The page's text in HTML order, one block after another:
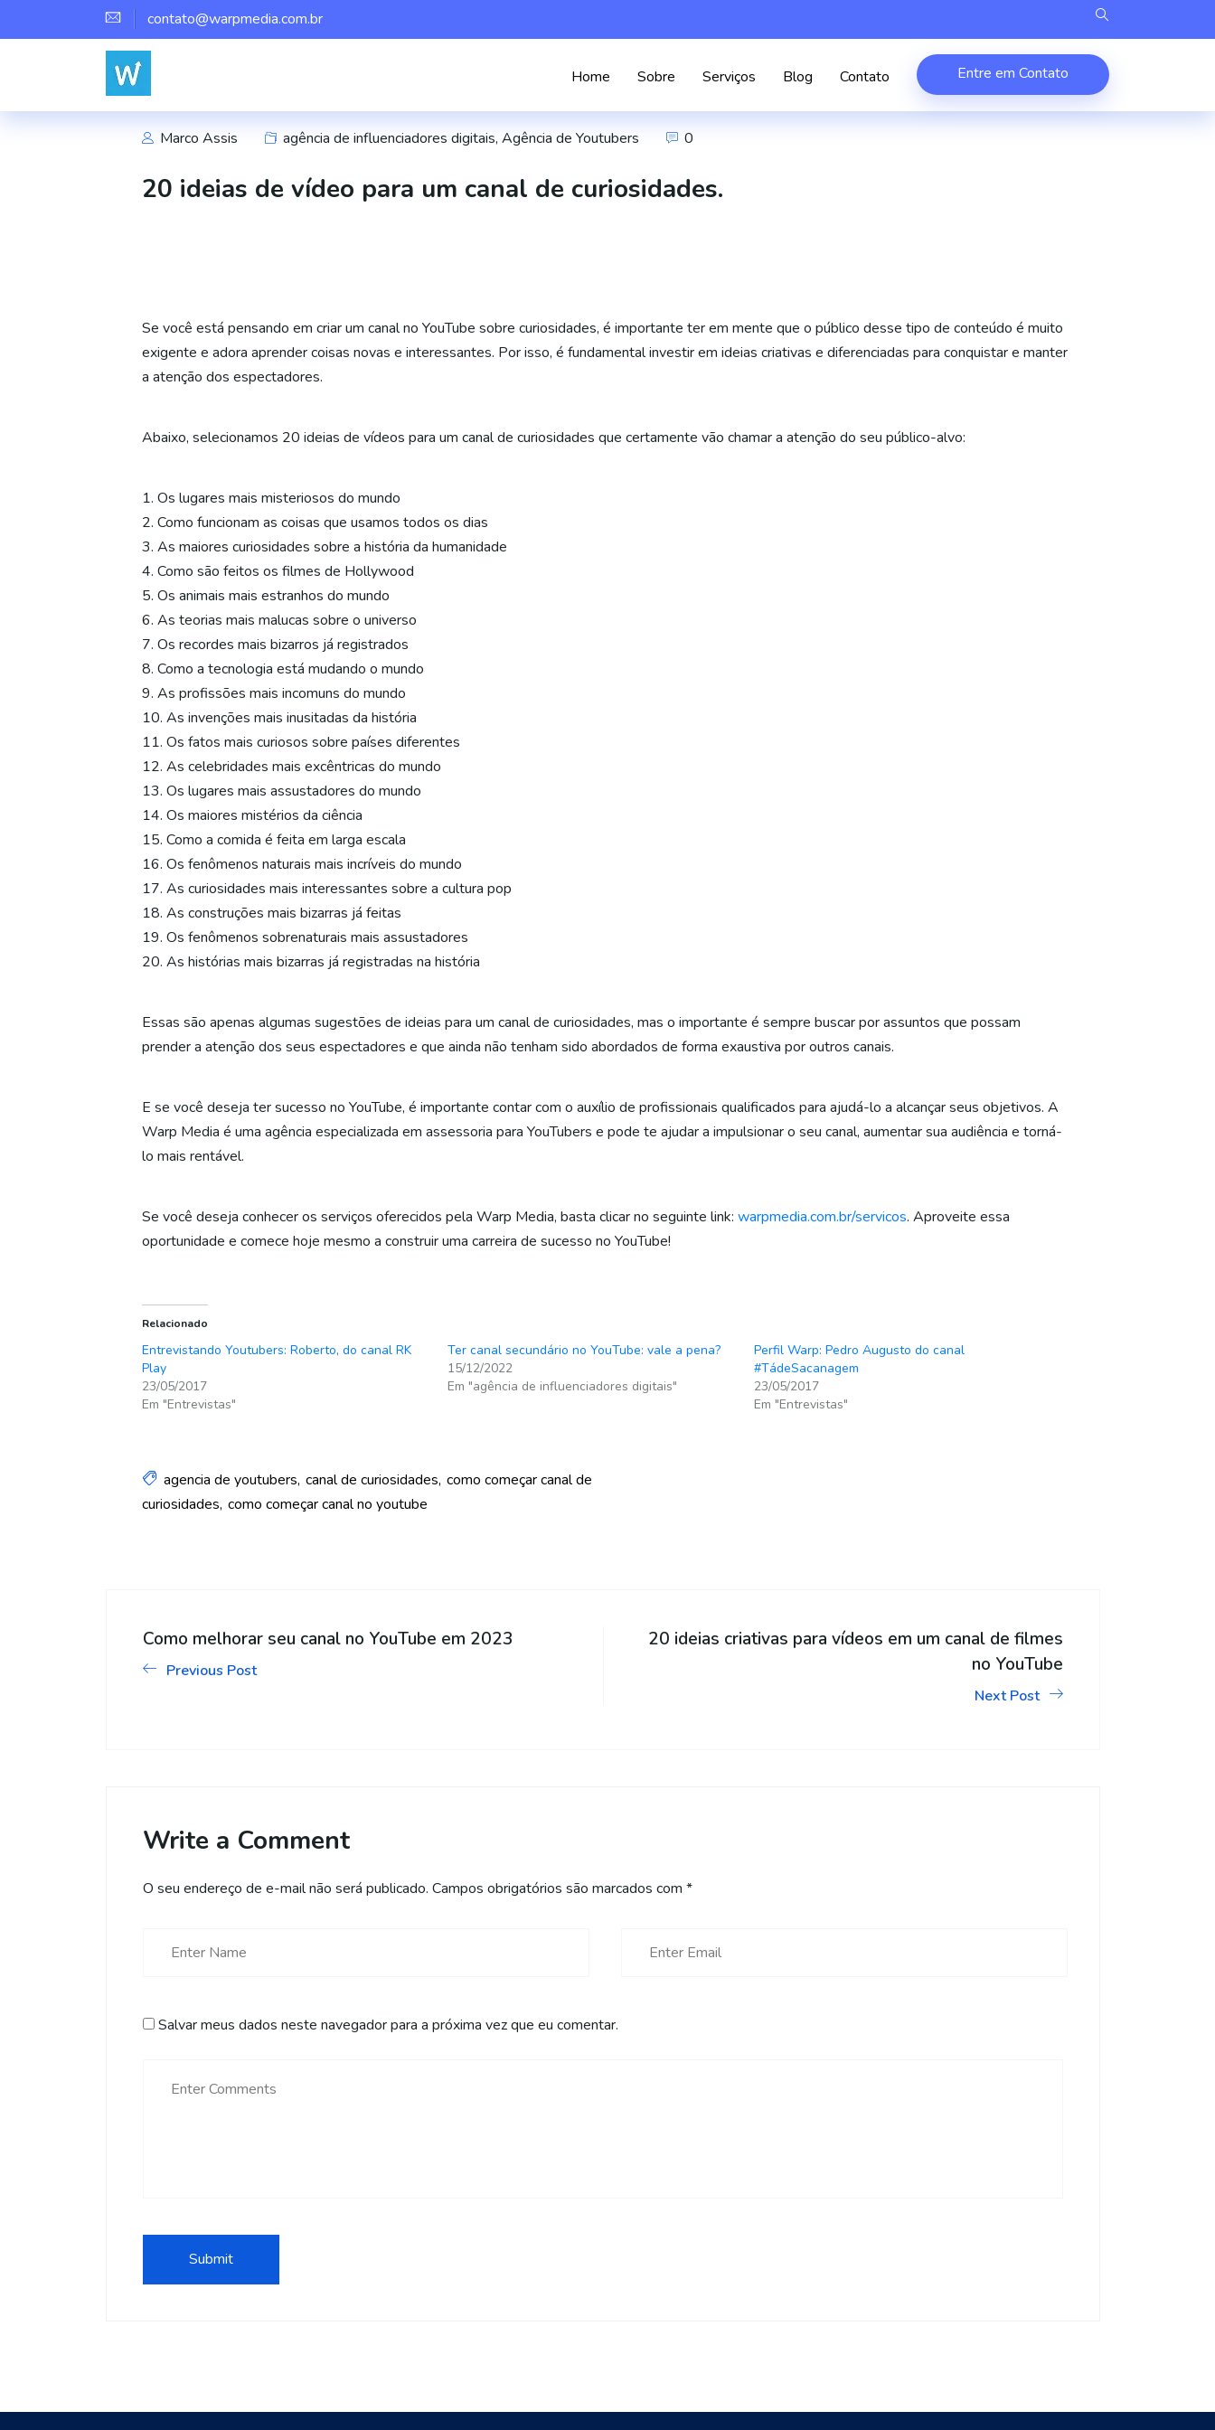
contato@warpmedia.com.br
Home Sobre Serviços Blog Contato Entre em Contato
Marco Assis agência de influenciadores digitais, Agência de Youtubers 0
20 ideias de vídeo para um canal de curiosidades.
Se você está pensando em criar um canal no YouTube sobre curiosidades, é importante ter em mente que o público desse tipo de conteúdo é muito
exigente e adora aprender coisas novas e interessantes. Por isso, é fundamental investir em ideias criativas e diferenciadas para conquistar e manter
a atenção dos espectadores.
Abaixo, selecionamos 20 ideias de vídeos para um canal de curiosidades que certamente vão chamar a atenção do seu público-alvo:
1. Os lugares mais misteriosos do mundo
2. Como funcionam as coisas que usamos todos os dias
3. As maiores curiosidades sobre a história da humanidade
4. Como são feitos os filmes de Hollywood
5. Os animais mais estranhos do mundo
6. As teorias mais malucas sobre o universo
7. Os recordes mais bizarros já registrados
8. Como a tecnologia está mudando o mundo
9. As profissões mais incomuns do mundo
10. As invenções mais inusitadas da história
11. Os fatos mais curiosos sobre países diferentes
12. As celebridades mais excêntricas do mundo
13. Os lugares mais assustadores do mundo
14. Os maiores mistérios da ciência
15. Como a comida é feita em larga escala
16. Os fenômenos naturais mais incríveis do mundo
17. As curiosidades mais interessantes sobre a cultura pop
18. As construções mais bizarras já feitas
19. Os fenômenos sobrenaturais mais assustadores
20. As histórias mais bizarras já registradas na história
Essas são apenas algumas sugestões de ideias para um canal de curiosidades, mas o importante é sempre buscar por assuntos que possam
prender a atenção dos seus espectadores e que ainda não tenham sido abordados de forma exaustiva por outros canais.
E se você deseja ter sucesso no YouTube, é importante contar com o auxílio de profissionais qualificados para ajudá-lo a alcançar seus objetivos. A
Warp Media é uma agência especializada em assessoria para YouTubers e pode te ajudar a impulsionar o seu canal, aumentar sua audiência e torná-
lo mais rentável.
Se você deseja conhecer os serviços oferecidos pela Warp Media, basta clicar no seguinte link: warpmedia.com.br/servicos. Aproveite essa
oportunidade e comece hoje mesmo a construir uma carreira de sucesso no YouTube!
Relacionado
Entrevistando Youtubers: Roberto, do canal RK
Play
23/05/2017
Em "Entrevistas"
Ter canal secundário no YouTube: vale a pena?
15/12/2022
Em "agência de influenciadores digitais"
Perfil Warp: Pedro Augusto do canal
#TádeSacanagem
23/05/2017
Em "Entrevistas"
agencia de youtubers canal de curiosidades como começar canal de
curiosidades como começar canal no youtube
Como melhorar seu canal no YouTube em 2023
Previous Post
20 ideias criativas para vídeos em um canal de filmes
no YouTube
Next Post
Write a Comment
O seu endereço de e-mail não será publicado. Campos obrigatórios são marcados com *
Salvar meus dados neste navegador para a próxima vez que eu comentar.